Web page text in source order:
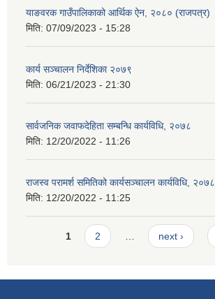
याङवरक गाउँपालिकाको आर्थिक ऐन, २०८० (राजपत्र)
मिति: 07/09/2023 - 15:28
कार्य सञ्चालन निर्देशिका २०७९
मिति: 06/21/2023 - 21:30
सार्वजनिक जवाफदेहिता सम्बन्धि कार्यविधि, २०७८
मिति: 12/20/2022 - 11:26
राजस्व परामर्श समितिको कार्यसञ्चालन कार्यविधि, २०७८
मिति: 12/20/2022 - 11:25
Pages
1 2 next ›